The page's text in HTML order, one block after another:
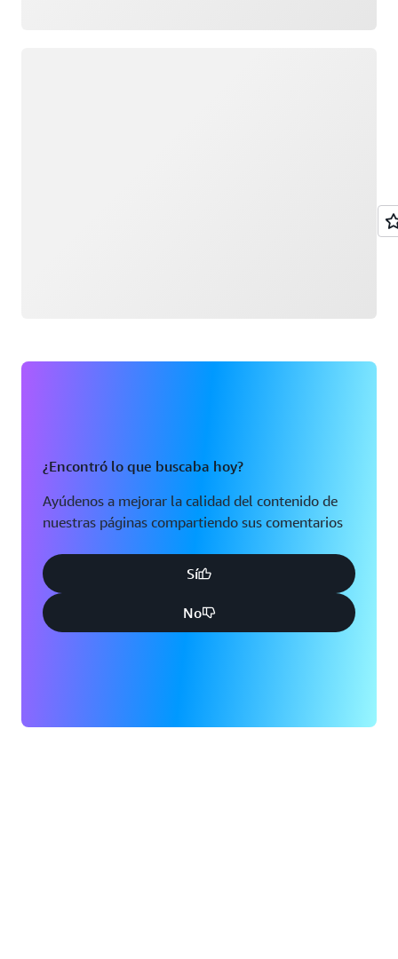
¿Encontró lo que buscaba hoy?
Ayúdenos a mejorar la calidad del contenido de
nuestras páginas compartiendo sus comentarios
Sí
No